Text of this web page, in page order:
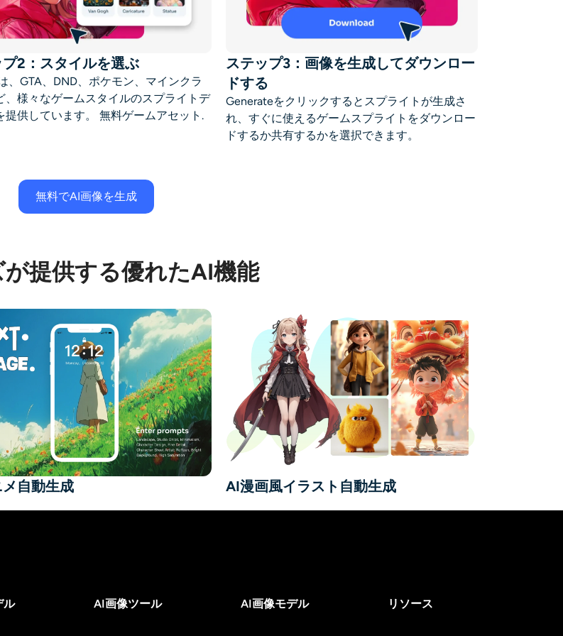
プ2：スタイルを選ぶ
、GTA、DND、ポケモン、マインクラ
、様々なゲームスタイルのスプライトデ
提供しています。 無料ゲームアセット .
ステップ3：画像を生成してダウンロー
ドする
Generateをクリックするとスプライトが生成さ
れ、すぐに使えるゲームスプライトをダウンロー
ドするか共有するかを選択できます。
無料でAI画像を生成
提供する優れたAI機能
自動生成 AI漫画風イラスト自動生成
ル AI画像ツール AI画像モデル リソース